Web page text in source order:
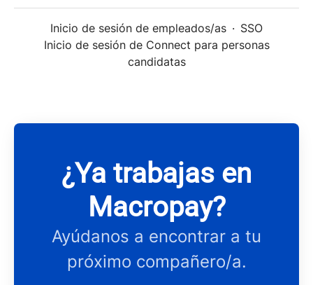
Inicio de sesión de empleados/as · SSO
Inicio de sesión de Connect para personas
candidatas
¿Ya trabajas en
Macropay?
Ayúdanos a encontrar a tu
próximo compañero/a.